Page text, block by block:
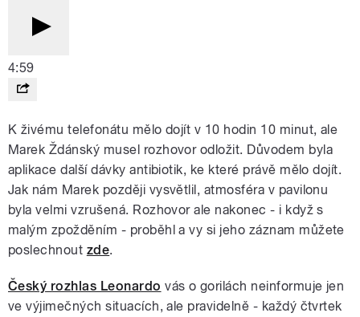
4:59
K živému telefonátu mělo dojít v 10 hodin 10 minut, ale
Marek Ždánský musel rozhovor odložit. Důvodem byla
aplikace další dávky antibiotik, ke které právě mělo dojít.
Jak nám Marek později vysvětlil, atmosféra v pavilonu
byla velmi vzrušená. Rozhovor ale nakonec - i když s
malým zpožděním - proběhl a vy si jeho záznam můžete
poslechnout zde.
Český rozhlas Leonardo vás o gorilách neinformuje jen
ve výjimečných situacích, ale pravidelně - každý čtvrtek